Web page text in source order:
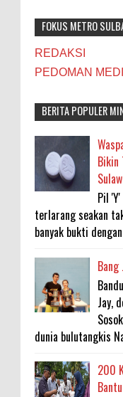
FOKUS METRO
REDAKSI
PEDOMAN
BERITA POPULER
Bikin
Pil
terlarang seakan
banyak bukti
Jay,
dunia bulutangkis
200